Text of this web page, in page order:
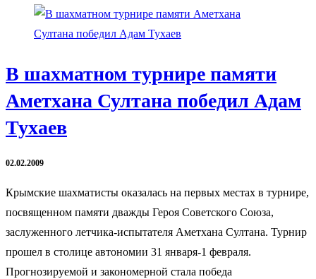
В шахматном турнире памяти
Аметхана Султана победил Адам
Тухаев
02.02.2009
Крымские шахматисты оказалась на первых местах в турнире,
посвященном памяти дважды Героя Советского Союза,
заслуженного летчика-испытателя Аметхана Султана. Турнир
прошел в столице автономии 31 января-1 февраля.
Прогнозируемой и закономерной стала победа